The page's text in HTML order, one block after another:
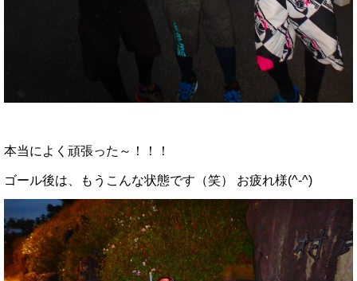
本当によく頑張った～！！！
ゴール後は、もうこんな状態です（笑） お疲れ様(^-^)